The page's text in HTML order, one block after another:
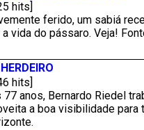
hits]
ferido, um sabiá
vida do pássaro. Veja!
hits]
anos, Bernardo Riedel
a boa visibilidade